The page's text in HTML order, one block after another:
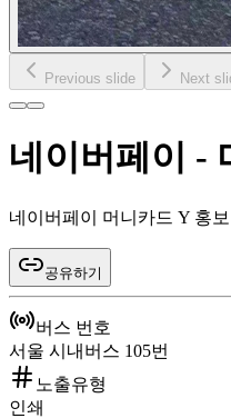
Previous slide Next
네이버페이 -
네이버페이 머니카드 Y 홍
공유하기
버스 번호
서울 시내버스 105번
노출유형
인쇄